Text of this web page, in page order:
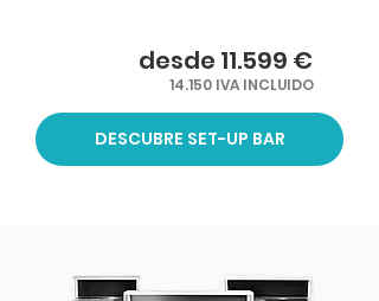
desde 11.599 €
14.150 IVA INCLUIDO
DESCUBRE SET-UP BAR